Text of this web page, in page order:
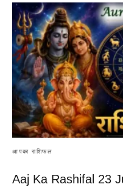
आपका राशिफल
Aaj Ka Rashifal 23